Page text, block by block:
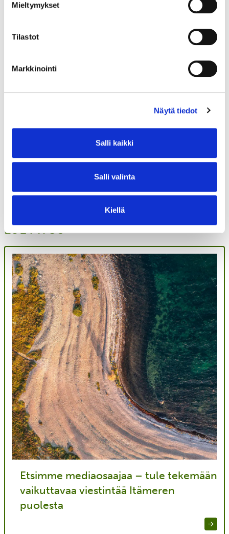
Mieltymykset
Tilastot
Markkinointi
Näytä tiedot
Salli kaikki
Salli valinta
Kiellä
Tiedeasiantuntija
elisa.vainio@bsag.fi
Tutustu
LUE MYÖS
Etsimme mediaosaajaa – tule tekemään
vaikuttavaa viestintää Itämeren
puolesta